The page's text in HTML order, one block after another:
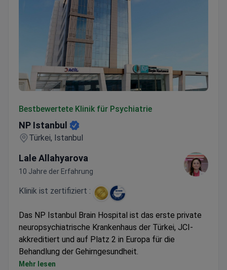
Bestbewertete Klinik für Psychiatrie
NP Istanbul
Türkei, Istanbul
Lale Allahyarova
10 Jahre der Erfahrung
Klinik ist zertifiziert :
Das NP Istanbul Brain Hospital ist das erste private
neuropsychiatrische Krankenhaus der Türkei, JCI-
akkreditiert und auf Platz 2 in Europa für die
Behandlung der Gehirngesundheit.
Spezialisiert auf Psychiatrie mit fortschrittlicher
Mehr lesen